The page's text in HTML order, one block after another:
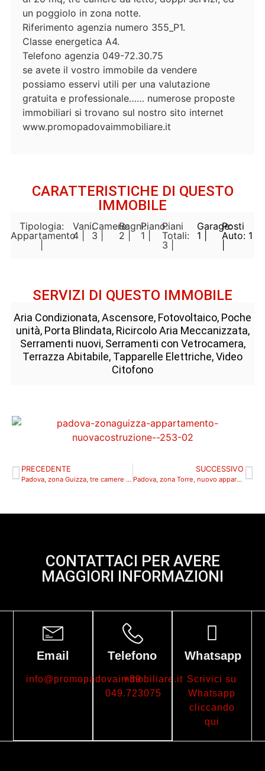
un poggiolo in zona notte.
Riferimento agenzia numero 355_P1.
Classe energetica A4.
Telefono agenzia 049-72.30.75
se avete il vostro immobile da vendere
possiamo esservi utili per una valutazione
gratuita e professionale…… numerose proposte
immobiliari si trovano sul nostro sito internet
www.promopadovaimmobiliare.it
CARATTERISTICHE DI QUESTO
IMMOBILE
Tipologia:
Appartamento
Vani:
4 |
Camere:
3 |
Bagni:
2 |
Piano:
1 |
Piani
Totali:
3 |
Garage:
1 |
Posti
Auto: 1
SERVIZI DI QUESTO IMMOBILE
Aria Condizionata, Ascensore, Fotovoltaico, Poche
unità, Porta Blindata, Ricircolo Aria Meccanizzata,
Serramenti nuovi, Serramenti con Vetrocamera,
Terrazza Abitabile, Tapparelle Elettriche, Video
Citofono
PRECEDENTE
Padova, zona Guizza, tre camere di nuova costruzione_355_P2
SUCCESSIVO
Padova, zona Torre, nuovo appartamento con giardino_354_A1
CONTATTACI PER AVERE
MAGGIORI INFORMAZIONI
Email
info@promopadovaimmobiliare.it
Telefono
+39
049.723075
Whatsapp
Scrivici su
Whatsapp
cliccando
qui